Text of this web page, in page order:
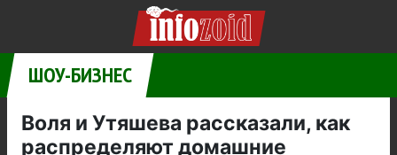
ШОУ-БИЗНЕС
Воля и Утяшева рассказали, как
распределяют домашние